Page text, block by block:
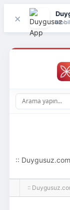
×
::
hoş geldin
::